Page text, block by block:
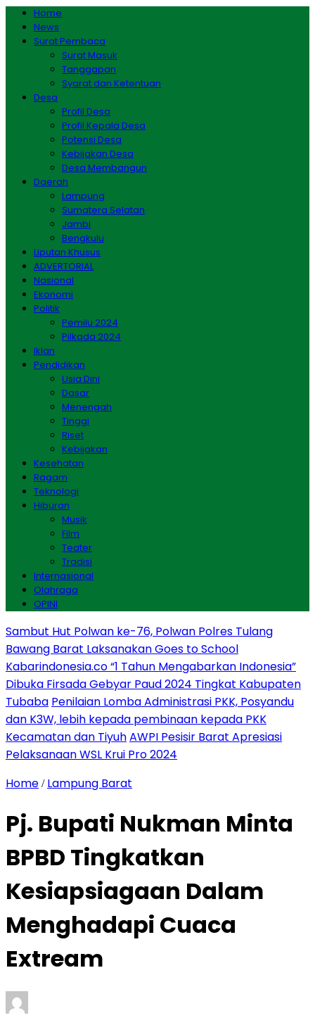
Home
News
Surat Pembaca
Surat Masuk
Tanggapan
Syarat dan Ketentuan
Desa
Profil Desa
Profil Kepala Desa
Potensi Desa
Kebijakan Desa
Desa Membangun
Daerah
Lampung
Sumatera Selatan
Jambi
Bengkulu
Liputan Khusus
ADVERTORIAL
Nasional
Ekonomi
Politik
Pemilu 2024
Pilkada 2024
Iklan
Pendidikan
Usia Dini
Dasar
Menengah
Tinggi
Riset
Kebijakan
Kesehatan
Ragam
Teknologi
Hiburan
Musik
Film
Teater
Tradisi
Internasional
Olahraga
OPINI
Sambut Hut Polwan ke-76, Polwan Polres Tulang
Bawang Barat Laksanakan Goes to School
Kabarindonesia.co “1 Tahun Mengabarkan Indonesia”
Dibuka Firsada Gebyar Paud 2024 Tingkat Kabupaten
Tubaba Penilaian Lomba Administrasi PKK, Posyandu
dan K3W, lebih kepada pembinaan kepada PKK
Kecamatan dan TiyuhAWPI Pesisir Barat Apresiasi
Pelaksanaan WSL Krui Pro 2024
Home / Lampung Barat
Pj. Bupati Nukman Minta
BPBD Tingkatkan
Kesiapsiagaan Dalam
Menghadapi Cuaca
Extream